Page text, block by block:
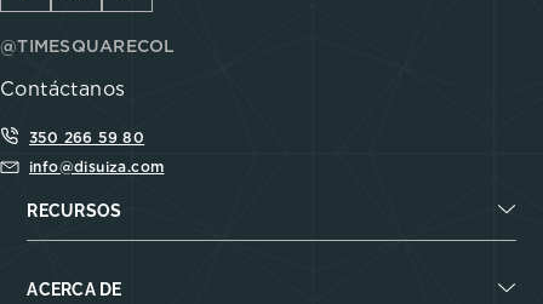
@TIMESQUARECOL
Contáctanos
350 266 59 80
info@disuiza.com
RECURSOS
ACERCA DE